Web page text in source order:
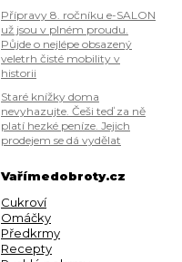
Přípravy 8. ročníku e-SALON
už jsou v plném proudu.
Půjde o nejlépe obsazený
veletrh čisté mobility v
historii
Staré knížky doma
nevyhazujte. Češi teď za ně
platí hezké peníze. Jejich
prodejem se dá vydělat
Vařímedobroty.cz
Cukroví
Omáčky
Předkrmy
Recepty